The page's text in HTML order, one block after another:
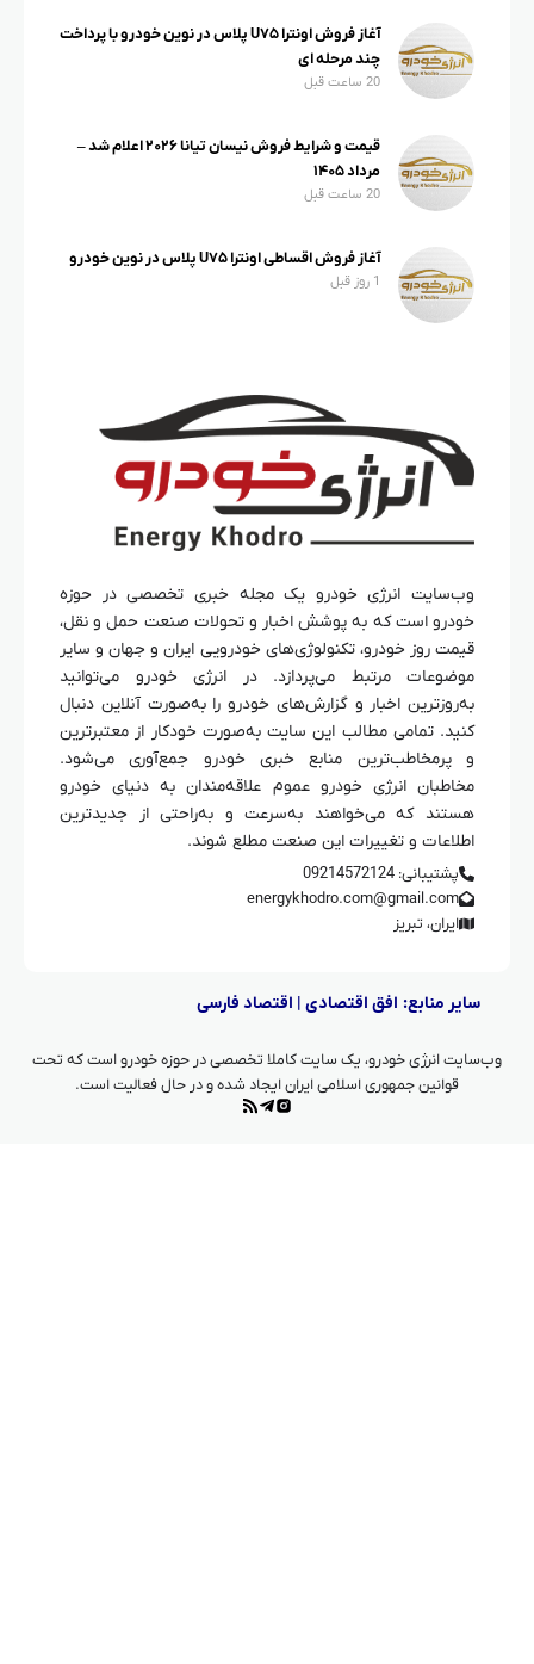
وب‌سایت انرژی خودرو یک مجله خبری تخصصی در حوزه
خودرو است که به پوشش اخبار و تحولات صنعت حمل و نقل،
قیمت روز خودرو، تکنولوژی‌های خودرویی ایران و جهان و سایر
موضوعات مرتبط می‌پردازد. در انرژی خودرو می‌توانید
به‌روزترین اخبار و گزارش‌های خودرو را به‌صورت آنلاین دنبال
کنید. تمامی مطالب این سایت به‌صورت خودکار از معتبرترین
و پرمخاطب‌ترین منابع خبری خودرو جمع‌آوری می‌شود.
مخاطبان انرژی خودرو عموم علاقه‌مندان به دنیای خودرو
هستند که می‌خواهند به‌سرعت و به‌راحتی از جدیدترین
اطلاعات و تغییرات این صنعت مطلع شوند.
پشتیبانی: 09214572124
energykhodro.com@gmail.com
ایران، تبریز
آغاز فروش اونترا U۷۵ پلاس در نوین خودرو با پرداخت
چند مرحله ای
20 ساعت قبل
قیمت و شرایط فروش نیسان تیانا ۲۰۲۶ اعلام شد –
مرداد ۱۴۰۵
20 ساعت قبل
آغاز فروش اقساطی اونترا U۷۵ پلاس در نوین خودرو
1 روز قبل
سایر منابع:افق اقتصادی|اقتصاد فارسی
وب‌سایت انرژی خودرو، یک سایت کاملا تخصصی در حوزه خودرو است که تحت
قوانین جمهوری اسلامی ایران ایجاد شده و در حال فعالیت است.